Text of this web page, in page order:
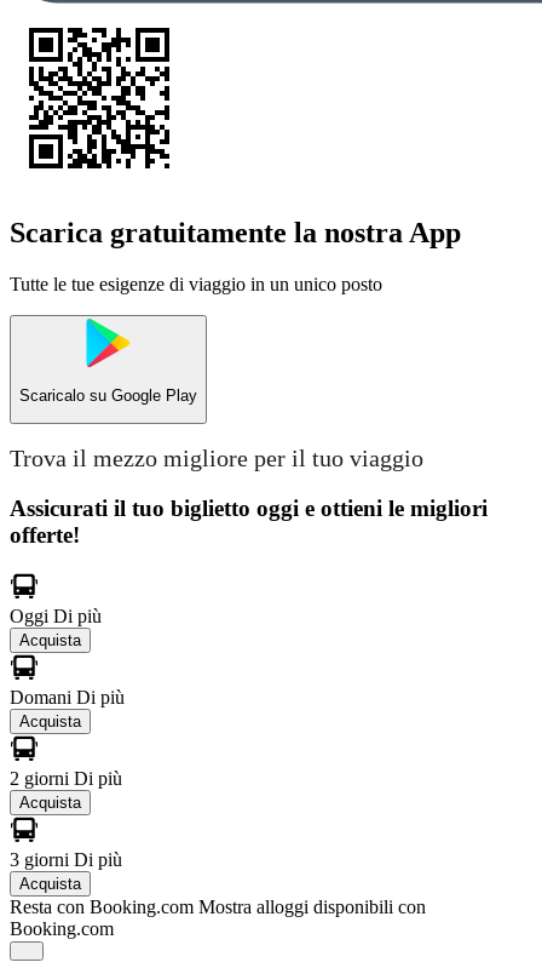
Scarica gratuitamente la nostra App
Tutte le tue esigenze di viaggio in un unico posto
Scaricalo su Google Play
Trova il mezzo migliore per il tuo viaggio
Assicurati il ​​tuo biglietto oggi e ottieni le migliori
offerte!
Oggi Di più
Acquista
Domani Di più
Acquista
2 giorni Di più
Acquista
3 giorni Di più
Acquista
Resta con Booking.com Mostra alloggi disponibili con
Booking.com